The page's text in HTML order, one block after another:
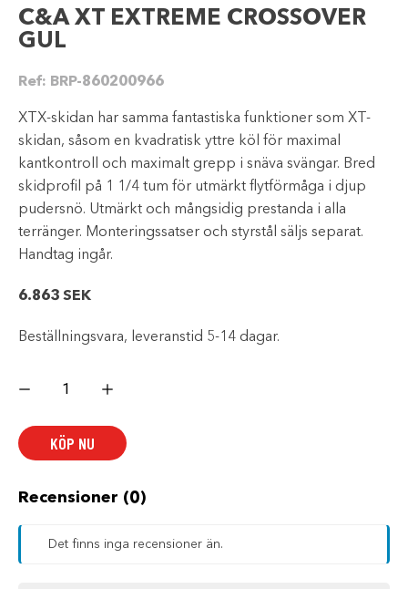
C&A XT EXTREME CROSSOVER
GUL
Ref: BRP-860200966
XTX-skidan har samma fantastiska funktioner som XT-
skidan, såsom en kvadratisk yttre köl för maximal
kantkontroll och maximalt grepp i snäva svängar. Bred
skidprofil på 1 1/4 tum för utmärkt flytförmåga i djup
pudersnö. Utmärkt och mångsidig prestanda i alla
terränger. Monteringssatser och styrstål säljs separat.
Handtag ingår.
6.863 SEK
Beställningsvara, leveranstid 5-14 dagar.
XT
GUL
mängd
KÖP NU
Recensioner (0)
Det finns inga recensioner än.